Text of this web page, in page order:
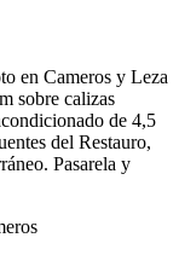
en Cameros y Leza
sobre calizas
de 4,5
del Restauro,
Pasarela y